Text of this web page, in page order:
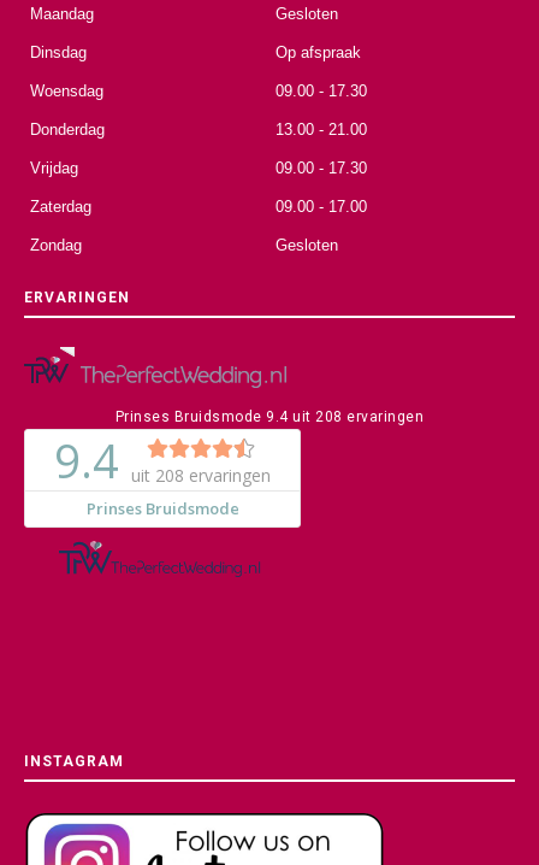
Maandag Gesloten
Dinsdag Op afspraak
Woensdag 09.00 - 17.30
Donderdag 13.00 - 21.00
Vrijdag 09.00 - 17.30
Zaterdag 09.00 - 17.00
Zondag Gesloten
ERVARINGEN
Prinses Bruidsmode 9.4uit208 ervaringen
INSTAGRAM